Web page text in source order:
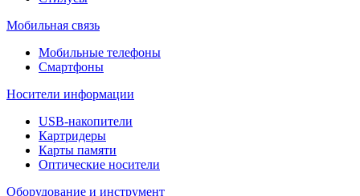
Мобильная связь
Мобильные телефоны
Смартфоны
Носители информации
USB-накопители
Картридеры
Карты памяти
Оптические носители
Оборудование и инструмент